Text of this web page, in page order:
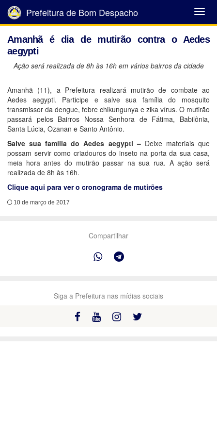
Abrir
Menu
Prefeitura de Bom Despacho
Amanhã é dia de mutirão contra o Aedes
aegypti
Ação será realizada de 8h às 16h em vários bairros da cidade
Amanhã (11), a Prefeitura realizará mutirão de combate ao
Aedes aegypti. Participe e salve sua família do mosquito
transmissor da dengue, febre chikungunya e zika vírus. O mutirão
passará pelos Bairros Nossa Senhora de Fátima, Babilônia,
Santa Lúcia, Ozanan e Santo Antônio.
Salve sua família do Aedes aegypti –Deixe materiais que
possam servir como criadouros do inseto na porta da sua casa,
meia hora antes do mutirão passar na sua rua. A ação será
realizada de 8h às 16h.
Clique aqui para ver o cronograma de mutirões
10 de março de 2017
Compartilhar
Siga a Prefeitura nas mídias sociais